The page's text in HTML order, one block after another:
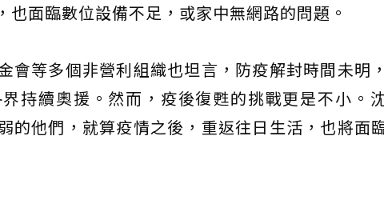
面臨數位設備不足，或家中無網路的問題。
會等多個非營利組織也坦言，防疫解封時間未明
持續奧援。然而，疫後復甦的挑戰更是不小。
的他們，就算疫情之後，重返往日生活，也將面